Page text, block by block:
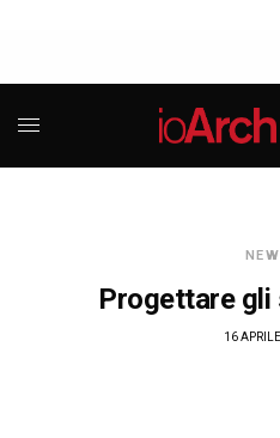
Progettare gli
16